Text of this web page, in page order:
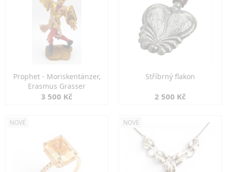
Prophet - Moriskentänzer,
Erasmus Grasser
3 500 Kč
Stříbrný flakon
2 500 Kč
NOVÉ NOVÉ